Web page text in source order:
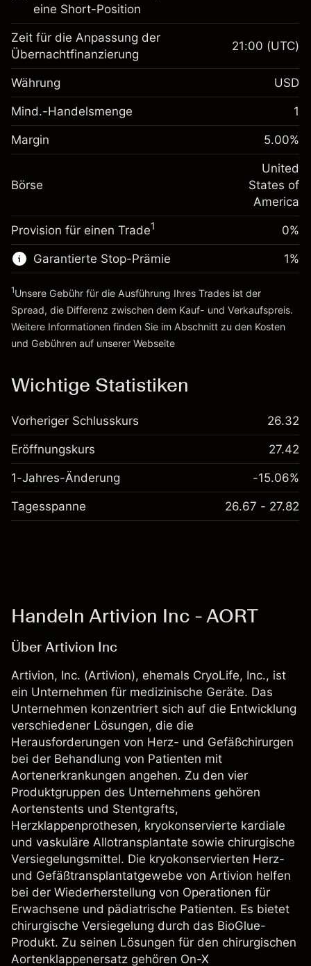
Margin. Ihre Investition
$1,000.00
Anpassung der
Übernachtfinanzierung
fremdfinanzierten
(-$4.31)
~$20,000.00
Zur Plattform
eine Short-Position
Margin. Ihre Investition
$1,000.00
Anpassung der
-0.000654
%
(-$0.13)
Positionsgröße mit Hebelwirkung
~$20,000.00
Geld aus Hebelwirkung ~ $
Zur Plattform
Zeit für die Anpassung der
Übernachtfinanzierung
21:00 (UTC)
Währung USD
Mind.-Handelsmenge 1
Margin 5.00%
Börse
United
States of
America
Provision für einen Trade1 0%
Garantierte Stop-Prämie 1%
1Unsere Gebühr für die Ausführung Ihres Trades ist der
Spread, die Differenz zwischen dem Kauf- und Verkaufspreis.
Weitere Informationen finden Sie im Abschnitt zu den Kosten
und Gebühren auf unserer Webseite
Wichtige Statistiken
Vorheriger Schlusskurs 26.32
Eröffnungskurs 27.42
1-Jahres-Änderung -15.06%
Tagesspanne 26.67 - 27.82
Handeln Artivion Inc - AORT
Über Artivion Inc
Artivion, Inc. (Artivion), ehemals CryoLife, Inc., ist
ein Unternehmen für medizinische Geräte. Das
Unternehmen konzentriert sich auf die Entwicklung
verschiedener Lösungen, die die
Herausforderungen von Herz- und Gefäßchirurgen
bei der Behandlung von Patienten mit
Aortenerkrankungen angehen. Zu den vier
Produktgruppen des Unternehmens gehören
Aortenstents und Stentgrafts,
Herzklappenprothesen, kryokonservierte kardiale
und vaskuläre Allotransplantate sowie chirurgische
Versiegelungsmittel. Die kryokonservierten Herz-
und Gefäßtransplantatgewebe von Artivion helfen
bei der Wiederherstellung von Operationen für
Erwachsene und pädiatrische Patienten. Es bietet
chirurgische Versiegelung durch das BioGlue-
Produkt. Zu seinen Lösungen für den chirurgischen
Aortenklappenersatz gehören On-X